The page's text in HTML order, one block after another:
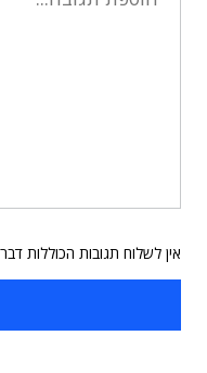
אין לשלוח תגובות הכוללות